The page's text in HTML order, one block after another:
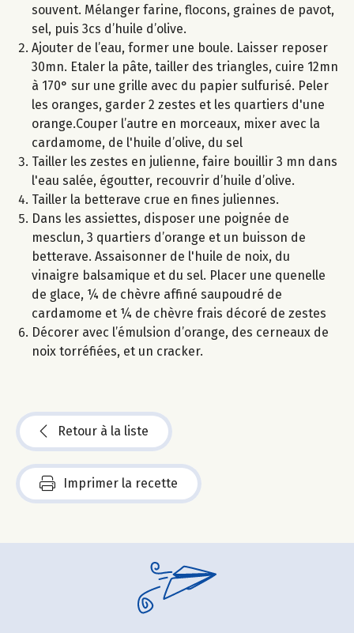
souvent. Mélanger farine, flocons, graines de pavot,
sel, puis 3cs d’huile d’olive.
Ajouter de l’eau, former une boule. Laisser reposer
30mn. Etaler la pâte, tailler des triangles, cuire 12mn
à 170° sur une grille avec du papier sulfurisé. Peler
les oranges, garder 2 zestes et les quartiers d'une
orange.Couper l’autre en morceaux, mixer avec la
cardamome, de l'huile d’olive, du sel
Tailler les zestes en julienne, faire bouillir 3 mn dans
l'eau salée, égoutter, recouvrir d’huile d’olive.
Tailler la betterave crue en fines juliennes.
Dans les assiettes, disposer une poignée de
mesclun, 3 quartiers d’orange et un buisson de
betterave. Assaisonner de l'huile de noix, du
vinaigre balsamique et du sel. Placer une quenelle
de glace, ¼ de chèvre affiné saupoudré de
cardamome et ¼ de chèvre frais décoré de zestes
Décorer avec l’émulsion d’orange, des cerneaux de
noix torréfiées, et un cracker.
Retour à la liste
Imprimer la recette